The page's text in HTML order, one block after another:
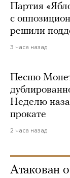
Партия
с
решили
3 часа назад
Песню
Неделю
прокате
2 часа назад
Атакован